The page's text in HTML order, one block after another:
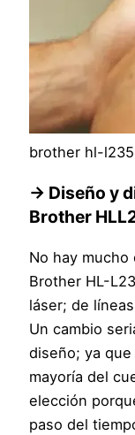
brother hl-
→ Diseño y
Brother
No hay
Brother HL-
láser; de
Un cambio
diseño; ya
mayoría del
elección
paso del